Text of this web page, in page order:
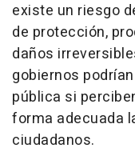
existe un riesgo
de protección,
daños
gobiernos
pública si
forma adecuada
ciudadanos.